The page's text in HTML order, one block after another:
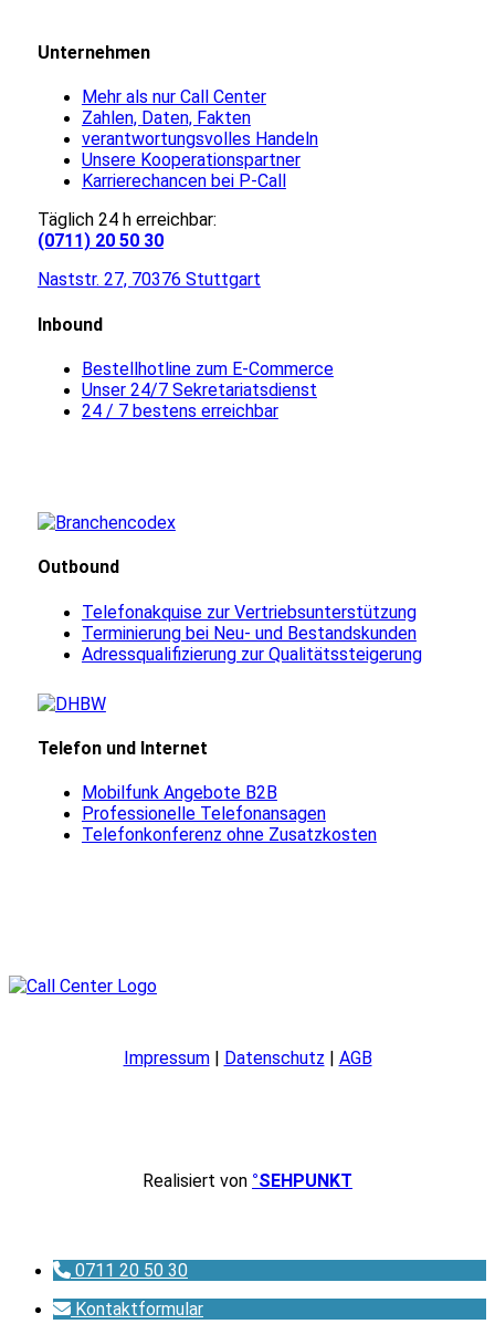
Unternehmen
Mehr als nur Call Center
Zahlen, Daten, Fakten
verantwortungsvolles Handeln
Unsere Kooperationspartner
Karrierechancen bei P-Call
Täglich 24 h erreichbar:
(0711) 20 50 30
Naststr. 27, 70376 Stuttgart
Inbound
Bestellhotline zum E-Commerce
Unser 24/7 Sekretariatsdienst
24 / 7 bestens erreichbar
Outbound
Telefonakquise zur Vertriebsunterstützung
Terminierung bei Neu- und Bestandskunden
Adressqualifizierung zur Qualitätssteigerung
Telefon und Internet
Mobilfunk Angebote B2B
Professionelle Telefonansagen
Telefonkonferenz ohne Zusatzkosten
Impressum| Datenschutz | AGB
Realisiert von °SEHPUNKT
0711 20 50 30
Kontaktformular